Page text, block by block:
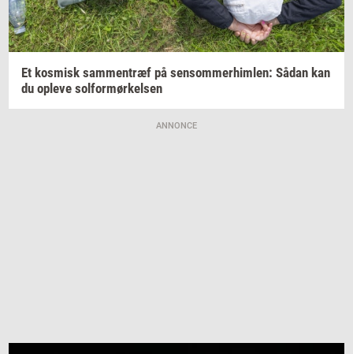
Et kos­misk sam­men­træf på sen­som­mer­him­len: Sådan kan
du op­le­ve sol­for­mør­kel­sen
ANNONCE